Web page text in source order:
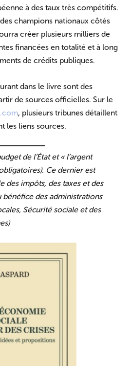
à des taux très compétitifs.
champions nationaux côtés
créer plusieurs milliers de
financées en totalité et à long
de crédits publiques.
dans le livre sont des
de sources officielles. Sur le
, plusieurs tribunes détaillent
les liens sources.
de l’État et « l’argent
Ce dernier est
des impôts, des taxes et des
bénéfice des administrations
Sécurité sociale et des